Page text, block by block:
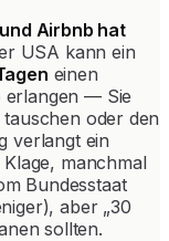
Airbnb hat
USA kann ein
einen
erlangen — Sie
oder den
verlangt ein
manchmal
Bundesstaat
aber „30
sollten.